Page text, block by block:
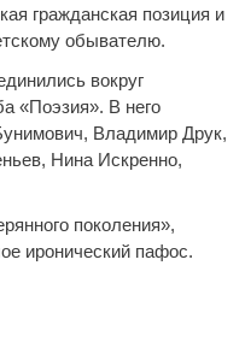
гражданская позиция и
обывателю.
вокруг
«Поэзия». В него
Владимир Друк,
Нина Искренно,
поколения»,
иронический пафос.